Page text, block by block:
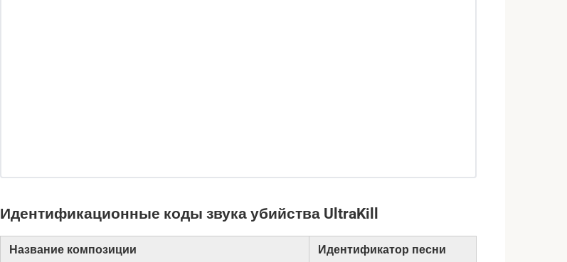
Идентификационные коды звука убийства UltraKill
Название композиции Идентификатор песни